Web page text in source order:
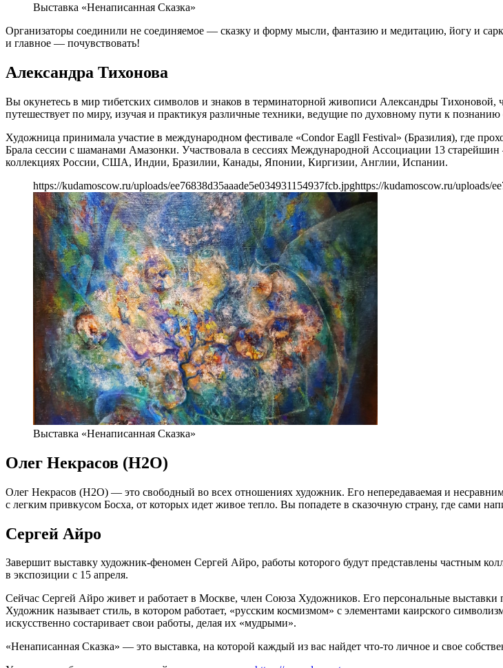
Выставка «Ненаписанная Сказка»
Организаторы соединили не соединяемое — сказку и форму мысли, фантазию и медитацию, йогу и
и главное — почувствовать!
Александра Тихонова
Вы окунетесь в мир тибетских символов и знаков в терминаторной живописи Александры
путешествует по миру, изучая и практикуя различные техники, ведущие по духовному пути к познанию
Художница принимала участие в международном фестивале «Condor Eagll Festival» (Бразилия), где
Брала сессии с шаманами Амазонки. Участвовала в сессиях Международной Ассоциации 13
коллекциях России, США, Индии, Бразилии, Канады, Японии, Киргизии, Англии, Испании.
https://kudamoscow.ru/uploads/ee76838d35aaade5e034931154937fcb.jpghttps://kudamoscow.ru/uploads/
Выставка «Ненаписанная Сказка»
Олег Некрасов (Н2О)
Олег Некрасов (Н2О) — это свободный во всех отношениях художник. Его непередаваемая и
с легким привкусом Босха, от которых идет живое тепло. Вы попадете в сказочную страну, где сами
Сергей Айро
Завершит выставку художник-феномен Сергей Айро, работы которого будут представлены частным
в экспозиции с 15 апреля.
Сейчас Сергей Айро живет и работает в Москве, член Союза Художников. Его персональные
Художник называет стиль, в котором работает, «русским космизмом» с элементами каирского
искусственно состаривает свои работы, делая их «мудрыми».
«Ненаписанная Сказка» — это выставка, на которой каждый из вас найдет что-то личное и свое